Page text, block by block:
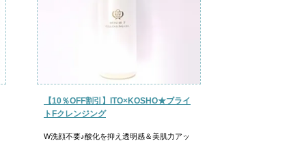
【10％OFF割引】ITO×KOSHO★ブライ
トFクレンジング
W洗顔不要♪酸化を抑え透明感＆美肌力アッ